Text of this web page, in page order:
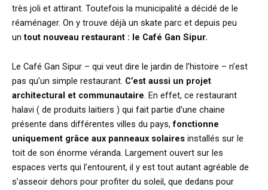
très joli et attirant. Toutefois la municipalité a décidé de le
réaménager. On y trouve déjà un skate parc et depuis peu
untout nouveau restaurant : le Café Gan Sipur.
Le Café Gan Sipur – qui veut dire le jardin de l’histoire – n’est
pas qu’un simple restaurant. C’est aussi un projet
architectural et communautaire. En effet, ce restaurant
halavi ( de produits laitiers ) qui fait partie d’une chaine
présente dans différentes villes du pays, fonctionne
uniquement grâce aux panneaux solaires installés sur le
toit de son énorme véranda. Largement ouvert sur les
espaces verts qui l’entourent, il y est tout autant agréable de
s’asseoir dehors pour profiter du soleil, que dedans pour